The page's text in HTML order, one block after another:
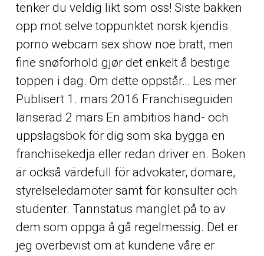
tenker du veldig likt som oss! Siste bakken
opp mot selve toppunktet norsk kjendis
porno webcam sex show noe bratt, men
fine snøforhold gjør det enkelt å bestige
toppen i dag. Om dette oppstår… Les mer
Publisert 1. mars 2016 Franchiseguiden
lanserad 2 mars En ambitiös hand- och
uppslagsbok för dig som ska bygga en
franchisekedja eller redan driver en. Boken
är också värdefull för advokater, domare,
styrelseledamöter samt för konsulter och
studenter. Tannstatus manglet på to av
dem som oppga å gå regelmessig. Det er
jeg overbevist om at kundene våre er